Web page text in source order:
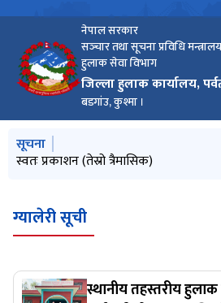
नेपाल सरकार
सञ्‍चार तथा सूचना प्रविधि मन्त्रालय
हुलाक सेवा विभाग
जिल्ला हुलाक कार्यालय,
बडगांउ, कुश्मा ।
मुख्य नेभिगेसनमा जानुहोस्
सूचना
स्वतः प्रकाशन (तेस्रो त्रैमासिक)
ग्यालेरी सूची
स्थानीय तहस्तरीय हुलाक